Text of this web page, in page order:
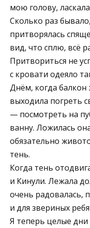
мою голову,
Сколько раз
притворялась
вид, что сплю, всё
Притвориться не
с кровати одеяло
Днём, когда
выходила погреть
— посмотреть на
ванну. Ложилась
обязательно
тень.
Когда тень
и Кинули. Лежала
очень радовалась,
и для звериных
Я теперь целые дни